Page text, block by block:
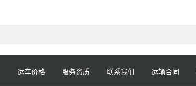
运车价格 服务资质 联系我们 运输合同